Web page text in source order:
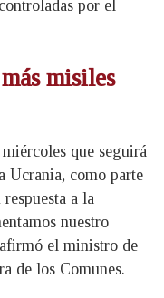
por el
misiles
que seguirá
Ucrania, como parte
a la
nuestro
el ministro de
de los Comunes.